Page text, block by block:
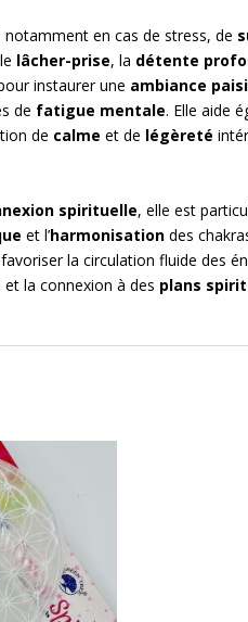
notamment en cas de stress, de
lâcher-prise, la détente
instaurer une ambiance
de fatigue mentale. Elle aide
de calme et de légèreté
spirituelle, elle est
et l’harmonisation des
la circulation fluide des
et la connexion à des plans